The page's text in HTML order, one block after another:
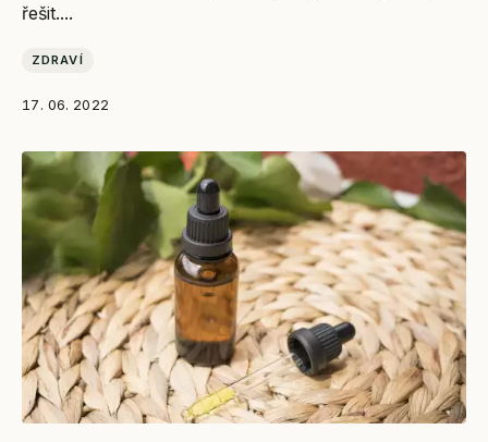
řešit....
ZDRAVÍ
17. 06. 2022